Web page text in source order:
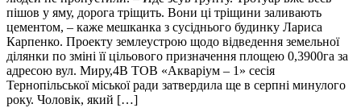
пішов у яму, дорога тріщить. Вони ці тріщини заливають
цементом, – каже мешканка з сусіднього будинку Лариса
Карпенко. Проекту землеустрою щодо відведення земельної
ділянки по зміні її цільового призначення площею 0,3900га за
адресою вул. Миру,4В ТОВ «Акваріум – 1» сесія
Тернопільської міської ради затвердила ще в серпні минулого
року. Чоловік, який […]